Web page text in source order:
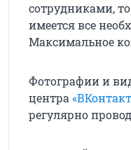
сотрудниками,
имеется все
Максимальное
Фотографии и
центра
регулярно